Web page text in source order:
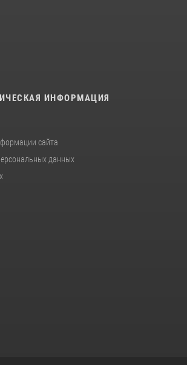
ИНФОРМАЦИЯ
сайта
данных